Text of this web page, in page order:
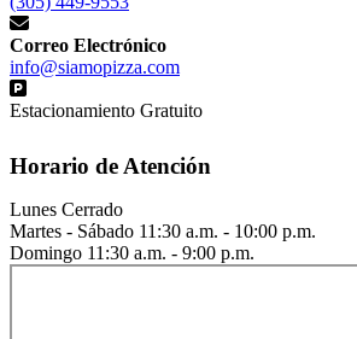
Correo Electrónico
info@siamopizza.com
Estacionamiento Gratuito
Horario de Atención
Lunes Cerrado
Martes - Sábado 11:30 a.m. - 10:00 p.m.
Domingo 11:30 a.m. - 9:00 p.m.